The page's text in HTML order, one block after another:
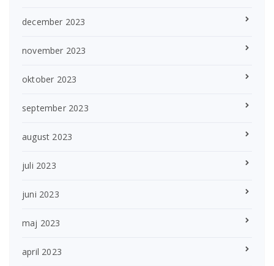
december 2023
november 2023
oktober 2023
september 2023
august 2023
juli 2023
juni 2023
maj 2023
april 2023